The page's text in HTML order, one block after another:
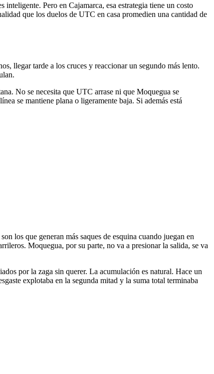
Pero en Cajamarca, esa estrategia tiene un costo
que los duelos de UTC en casa promedien una cantidad de
llegar tarde a los cruces y reaccionar un segundo más lento.
No se necesita que UTC arrase ni que Moquegua se
se mantiene plana o ligeramente baja. Si además está
los que generan más saques de esquina cuando juegan en
Moquegua, por su parte, no va a presionar la salida, se va
por la zaga sin querer. La acumulación es natural. Hace un
explotaba en la segunda mitad y la suma total terminaba